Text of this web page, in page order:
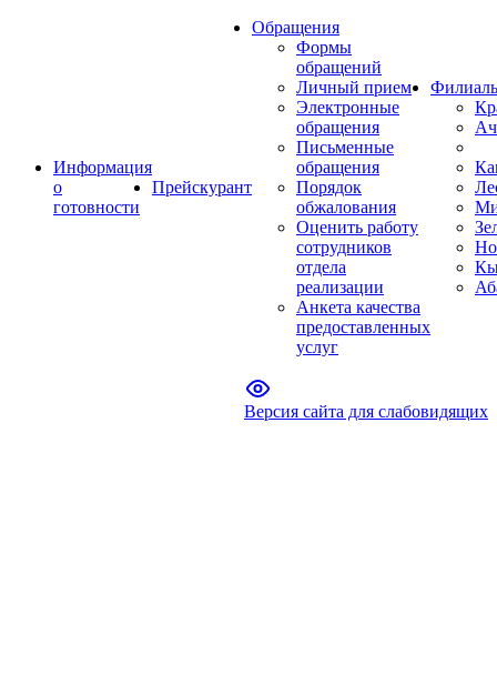
Информация
о
готовности
Прейскурант
Обращения
Формы
обращений
Личный прием
Электронные
обращения
Письменные
обращения
Порядок
обжалования
Оценить работу
сотрудников
отдела
реализации
Анкета качества
предоставленных
услуг
Версия сайта для слабовидящих